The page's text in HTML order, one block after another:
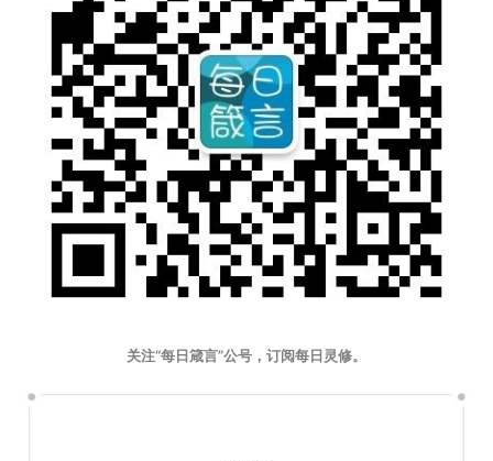
关注“每日箴言”公号，订阅每日灵修。